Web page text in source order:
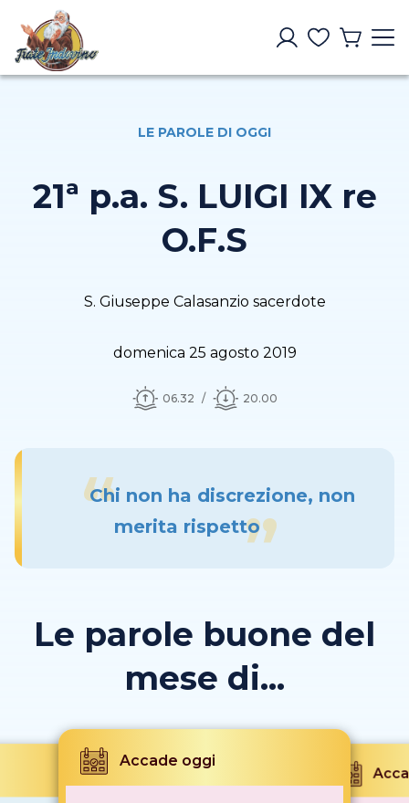
LE PAROLE DI OGGI
21ª p.a. S. LUIGI IX re
O.F.S
S. Giuseppe Calasanzio sacerdote
domenica 25 agosto 2019
06.32 20.00
Chi non ha discrezione, non
merita rispetto
Le parole buone del
mese di...
Accade oggi